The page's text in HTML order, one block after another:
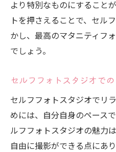
より特別なものにすること
トを押さえることで、セル
かし、最高のマタニティフ
でしょう。
セルフフォトスタジオで
セルフフォトスタジオでリ
めには、自分自身のペース
ルフフォトスタジオの魅力
自由に撮影ができる点にあ